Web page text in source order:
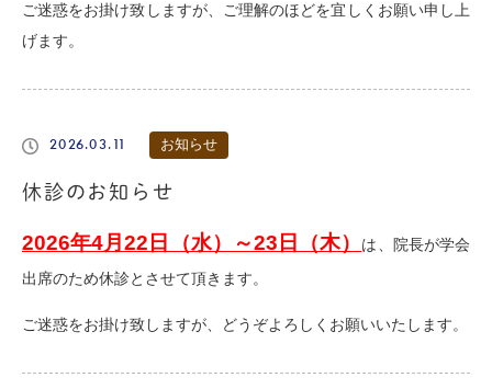
ご迷惑をお掛け致しますが、ご理解のほどを宜しくお願い申し上
げます。
2026.03.11 お知らせ
休診のお知らせ
2026年4月22日（水）～23日（木）
は、院長が学会
出席のため休診とさせて頂きます。
ご迷惑をお掛け致しますが、どうぞよろしくお願いいたします。